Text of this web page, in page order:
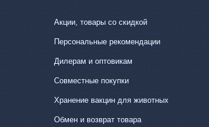
Акции, товары со скидкой
Персональные рекомендации
Дилерам и оптовикам
Совместные покупки
Хранение вакцин для животных
Обмен и возврат товара